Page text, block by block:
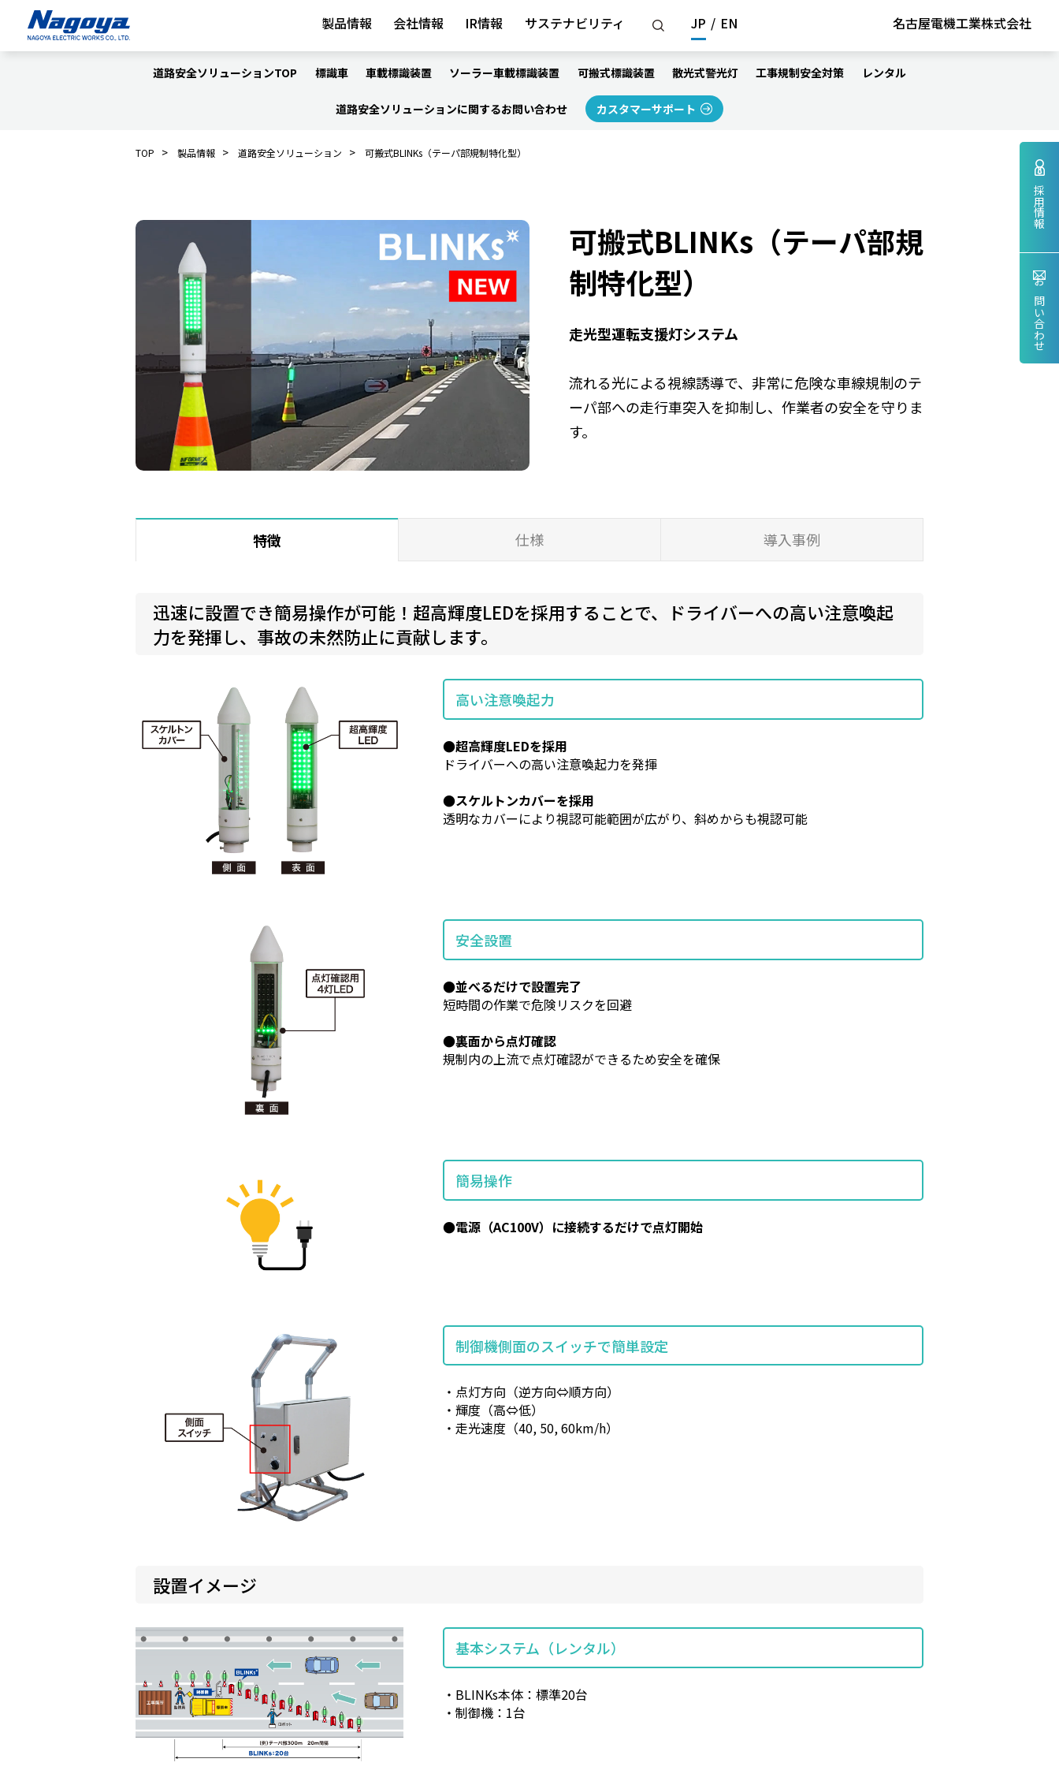
名古屋電機工業株式会社
製品情報 会社情報 IR情報 サステナビリティ JP / EN
道路安全ソリューションTOP 標識車 車載標識装置 ソーラー車載標識装置 可搬式標識装置 散光式警光灯 工事規制安全対策 レンタル
道路安全ソリューションに関するお問い合わせ カスタマーサポート
TOP > 製品情報 > 道路安全ソリューション > 可搬式BLINKs（テーパ部規制特化型）
可搬式BLINKs（テーパ部規
制特化型）
走光型運転支援灯システム
流れる光による視線誘導で、非常に危険な車線規制のテ
ーパ部への走行車突入を抑制し、作業者の安全を守りま
す。
特徴 仕様 導入事例
迅速に設置でき簡易操作が可能！超高輝度LEDを採用することで、ドライバーへの高い注意喚起
力を発揮し、事故の未然防止に貢献します。
高い注意喚起力
●超高輝度LEDを採用
ドライバーへの高い注意喚起力を発揮
●スケルトンカバーを採用
透明なカバーにより視認可能範囲が広がり、斜めからも視認可能
安全設置
●並べるだけで設置完了
短時間の作業で危険リスクを回避
●裏面から点灯確認
規制内の上流で点灯確認ができるため安全を確保
簡易操作
●電源（AC100V）に接続するだけで点灯開始
制御機側面のスイッチで簡単設定
・点灯方向（逆方向⇔順方向）
・輝度（高⇔低）
・走光速度（40, 50, 60km/h）
設置イメージ
基本システム（レンタル）
・BLINKs本体：標準20台
・制御機：1台
採用情報
お問い合わせ